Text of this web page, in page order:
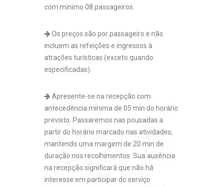
com mínimo 08 passageiros.
Os preços são por passageiro e não
incluem as refeições e ingressos à
atrações turísticas (exceto quando
especificadas).
Apresente-se na recepção com
antecedência mínima de 05 min do horário
previsto. Passaremos nas pousadas a
partir do horário marcado nas atividades,
mantendo uma margem de 20 min de
duração nos recolhimentos. Sua ausência
na recepção significará que não há
interesse em participar do serviço